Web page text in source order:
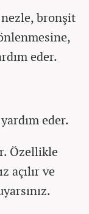
nezle, bronşit
eder.
eder.
Özellikle
açılır ve